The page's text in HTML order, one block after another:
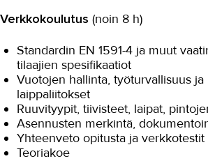
Verkkokoulutus (noin 8 h)
Standardin EN 1591-4 ja muut
tilaajien spesifikaatiot
Vuotojen hallinta, työturvallisuus ja
laippaliitokset
Ruuvityypit, tiivisteet, laipat,
Asennusten merkintä,
Yhteenveto opitusta ja verkkotestit
Teoriakoe